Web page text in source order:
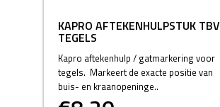
KAPRO AFTEKENHULPSTUK TBV
TEGELS
Kapro aftekenhulp / gatmarkering voor
tegels. Markeert de exacte positie van
buis- en kraanopeninge..